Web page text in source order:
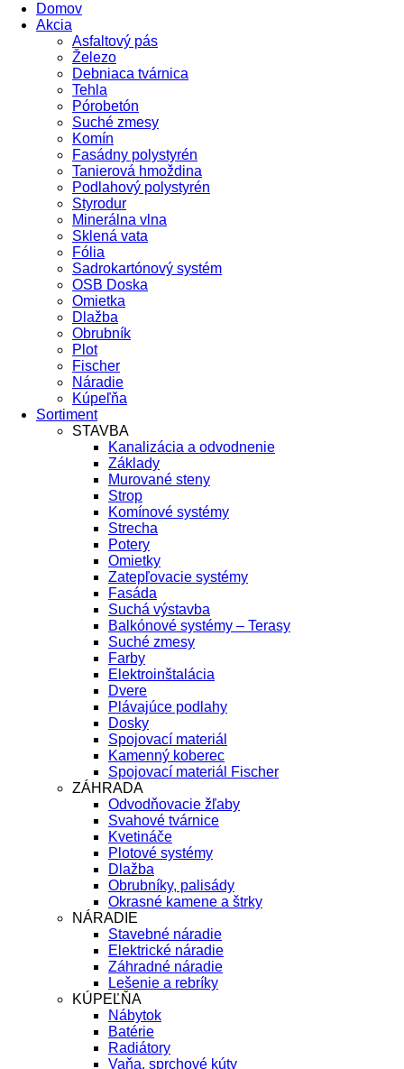
Domov
Akcia
Asfaltový pás
Železo
Debniaca tvárnica
Tehla
Pórobetón
Suché zmesy
Komín
Fasádny polystyrén
Tanierová hmoždina
Podlahový polystyrén
Styrodur
Minerálna vlna
Sklená vata
Fólia
Sadrokartónový systém
OSB Doska
Omietka
Dlažba
Obrubník
Plot
Fischer
Náradie
Kúpeľňa
Sortiment
STAVBA
Kanalizácia a odvodnenie
Základy
Murované steny
Strop
Komínové systémy
Strecha
Potery
Omietky
Zatepľovacie systémy
Fasáda
Suchá výstavba
Balkónové systémy – Terasy
Suché zmesy
Farby
Elektroinštalácia
Dvere
Plávajúce podlahy
Dosky
Spojovací materiál
Kamenný koberec
Spojovací materiál Fischer
ZÁHRADA
Odvodňovacie žľaby
Svahové tvárnice
Kvetináče
Plotové systémy
Dlažba
Obrubníky, palisády
Okrasné kamene a štrky
NÁRADIE
Stavebné náradie
Elektrické náradie
Záhradné náradie
Lešenie a rebríky
KÚPEĽŇA
Nábytok
Batérie
Radiátory
Vaňa, sprchové kúty